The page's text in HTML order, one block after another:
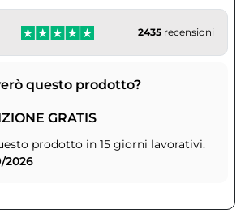
2435 recensioni
questo prodotto?
GRATIS
prodotto in 15 giorni lavorativi.
2026